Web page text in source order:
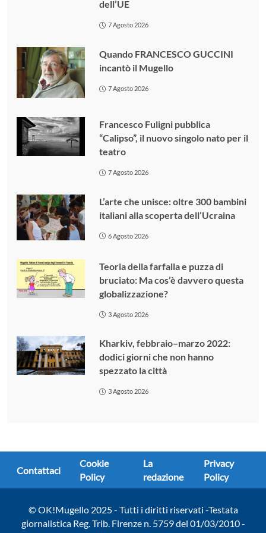
dell’UE
7 Agosto 2026
Quando FRANCESCO GUCCINI
incantò il Mugello
7 Agosto 2026
Francesco Fuligni pubblica
“Calipso”, il nuovo singolo nato per il
teatro
7 Agosto 2026
L’arte che unisce: oltre 300 bambini
italiani alla scoperta dell’Ucraina
6 Agosto 2026
Teoria della farfalla e puzza di
bruciato: Ma cos’è davvero questa
globalizzazione?
3 Agosto 2026
Kharkiv, febbraio–marzo 2022:
dodici giorni che non hanno
spezzato la città
3 Agosto 2026
Contattaci
Cookie
Policy
La
redazione
Privacy
Policy
© OK!Mugello 2025 - Tutti i diritti riservati -Testata
giornalistica Reg. Trib. Firenze n. 5759 del 01/03/2010 -